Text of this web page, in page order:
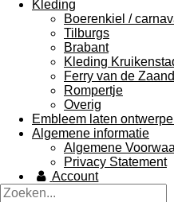
Kleding
Boerenkiel /
Tilburgs
Brabant
Kleding
Ferry van de
Rompertje
Overig
Embleem laten
Algemene informatie
Algemene
Privacy Statement
Account